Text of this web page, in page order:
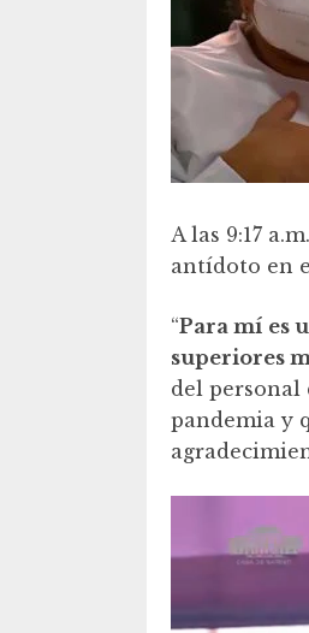
A las 9:17
antídoto en
“Para mí es
superiores
del personal
pandemia y